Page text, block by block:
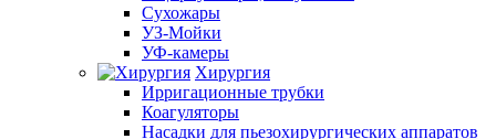
Сухожары
УЗ-Мойки
УФ-камеры
Хирургия
Ирригационные трубки
Коагуляторы
Насадки для пьезохирургических аппаратов